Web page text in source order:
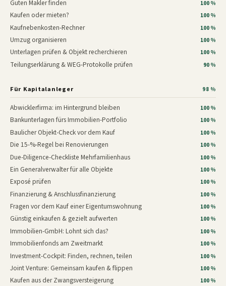
Guten Makler finden 100 %
Kaufen oder mieten? 100 %
Kaufnebenkosten-Rechner 100 %
Umzug organisieren 100 %
Unterlagen prüfen & Objekt recherchieren 100 %
Teilungserklärung & WEG-Protokolle prüfen 90 %
Für Kapitalanleger 98 %
Abwicklerfirma: im Hintergrund bleiben 100 %
Bankunterlagen fürs Immobilien-Portfolio 100 %
Baulicher Objekt-Check vor dem Kauf 100 %
Die 15-%-Regel bei Renovierungen 100 %
Due-Diligence-Checkliste Mehrfamilienhaus 100 %
Ein Generalverwalter für alle Objekte 100 %
Exposé prüfen 100 %
Finanzierung & Anschlussfinanzierung 100 %
Fragen vor dem Kauf einer Eigentumswohnung 100 %
Günstig einkaufen & gezielt aufwerten 100 %
Immobilien-GmbH: Lohnt sich das? 100 %
Immobilienfonds am Zweitmarkt 100 %
Investment-Cockpit: Finden, rechnen, teilen 100 %
Joint Venture: Gemeinsam kaufen & flippen 100 %
Kaufen aus der Zwangsversteigerung 100 %